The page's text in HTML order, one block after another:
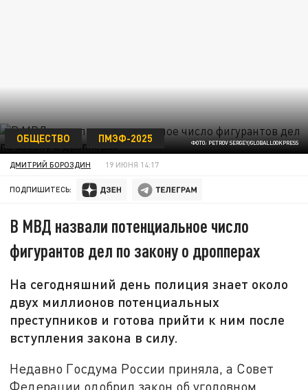
ФОТО: PETROV SERGEY/GLOBALLOOKPRESS
ОБЩЕСТВО ПМЭФ-2025
ДМИТРИЙ БОРОЗДИН 19 ИЮНЯ 14:17
ПОДПИШИТЕСЬ:
В МВД назвали потенциальное число
фигурантов дел по закону о дропперах
На сегодняшний день полиция знает около
двух миллионов потенциальных
преступников и готова прийти к ним после
вступления закона в силу.
Недавно Госдума России приняла, а Совет
Федерации одобрил закон об уголовном